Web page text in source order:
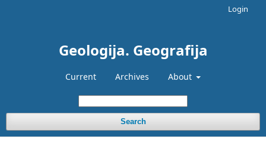
Geologija. Geografija
Current Archives About
Search
Login